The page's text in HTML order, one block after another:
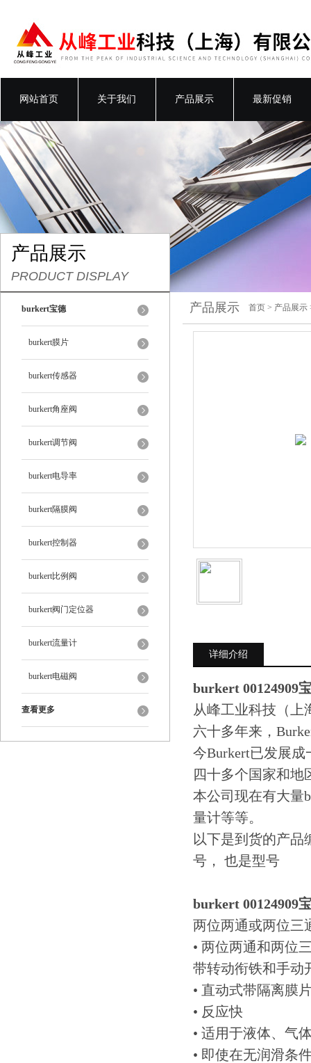
网站首页 关于我们 产品展示 最新促销
产品展示
PRODUCT DISPLAY
burkert宝德
burkert膜片
burkert传感器
burkert角座阀
burkert调节阀
burkert电导率
burkert隔膜阀
burkert控制器
burkert比例阀
burkert阀门定位器
burkert流量计
burkert电磁阀
查看更多
产品展示 首页 > 产品展示
详细介绍
burkert 00124909
从峰工业科技（
六十多年来，
今Burkert已发展
四十多个国家和
本公司现在有大量
量计等等。
以下是到货的产品
号， 也是型号
burkert 00124909
两位两通或两位三
• 两位两通和两位
带转动衔铁和手动
• 直动式带隔离膜
• 反应快
• 适用于液体、气
• 即使在无润滑条